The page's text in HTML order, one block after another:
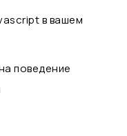
в вашем
поведение